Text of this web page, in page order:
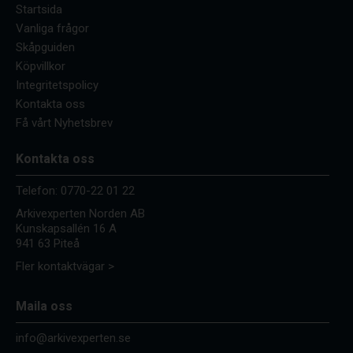
Startsida
Vanliga frågor
Skåpguiden
Köpvillkor
Integritetspolicy
Kontakta oss
Få vårt Nyhetsbrev
Kontakta oss
Telefon: 0770-22 01 22
Arkivexperten Norden AB
Kunskapsallén 16 A
941 63 Piteå
Fler kontaktvägar >
Maila oss
info@arkivexperten.se